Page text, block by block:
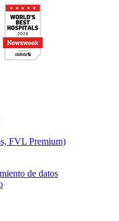
FVL Premium)
de datos